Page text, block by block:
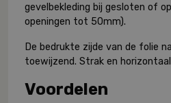
gevelbekleding bij gesloten of
openingen tot 50mm).
De bedrukte zijde van de folie
toewijzend. Strak en
Voordelen